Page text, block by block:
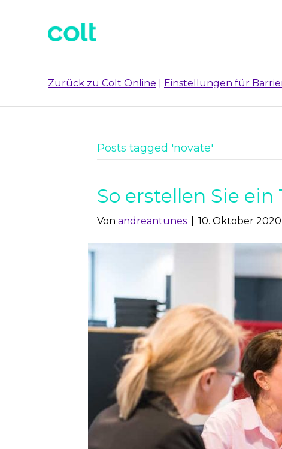
Zurück zu Colt Online Einstellungen für
Posts tagged 'novate'
So erstellen Sie
Von andreantunes 10. Oktober 2020